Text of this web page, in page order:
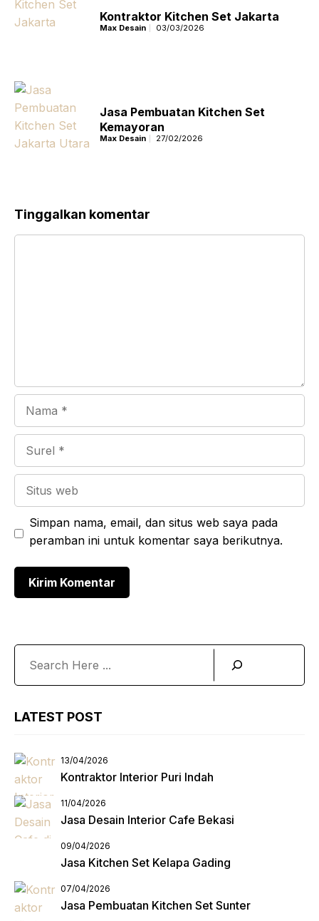
Kontraktor Kitchen Set Jakarta
Max Desain 03/03/2026
Jasa Pembuatan Kitchen Set
Kemayoran
Max Desain 27/02/2026
Tinggalkan komentar
web
Simpan nama, email, dan situs web saya pada
peramban ini untuk komentar saya berikutnya.
Search
LATEST POST
13/04/2026
Kontraktor Interior Puri Indah
11/04/2026
Jasa Desain Interior Cafe Bekasi
09/04/2026
Jasa Kitchen Set Kelapa Gading
07/04/2026
Jasa Pembuatan Kitchen Set Sunter